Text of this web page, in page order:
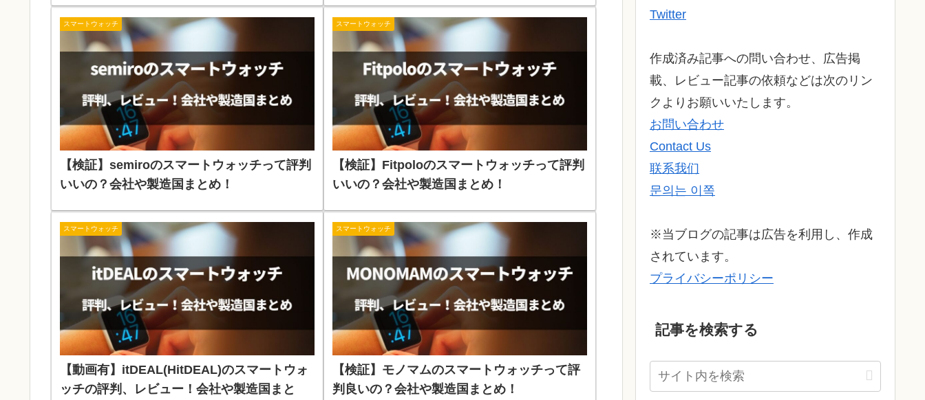
スマートウォッチ
【検証】semiroのスマートウォッチって評判
いいの？会社や製造国まとめ！
スマートウォッチ
【検証】Fitpoloのスマートウォッチって評判
いいの？会社や製造国まとめ！
スマートウォッチ
【動画有】itDEAL(HitDEAL)のスマートウォ
ッチの評判、レビュー！会社や製造国まと
スマートウォッチ
【検証】モノマムのスマートウォッチって評
判良いの？会社や製造国まとめ！
Twitter
作成済み記事への問い合わせ、広告掲
載、レビュー記事の依頼などは次のリン
クよりお願いいたします。
お問い合わせ
Contact Us
联系我们
문의는 이쪽
※当ブログの記事は広告を利用し、作成
されています。
プライバシーポリシー
記事を検索する